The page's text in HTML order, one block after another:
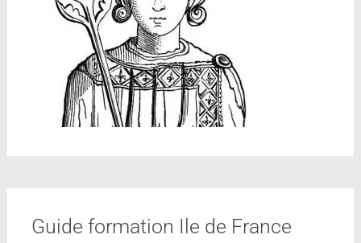
Guide formation Ile de France